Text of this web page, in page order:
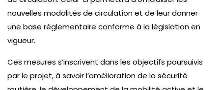
nouvelles modalités de circulation et de leur donner
une base réglementaire conforme à la législation en
vigueur.
Ces mesures s’inscrivent dans les objectifs poursuivis
par le projet, à savoir l’amélioration de la sécurité